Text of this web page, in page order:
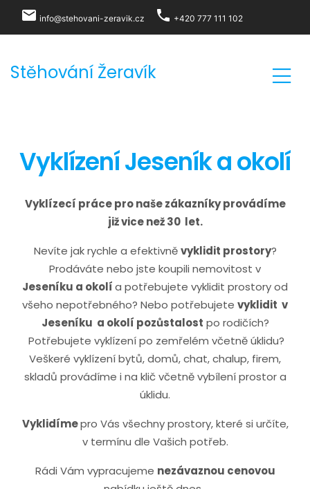
Stěhování Žeravík
Vyklízení Jeseník a okolí
Vyklízecí práce pro naše zákazníky provádíme
již vice než 30 let.
Nevíte jak rychle a efektivněvyklidit prostory?
Prodáváte nebo jste koupili nemovitost v
Jeseníku a okolía potřebujete vyklidit prostory od
všeho nepotřebného? Nebo potřebujete vyklidit v
Jeseníku a okolí pozůstalost po rodičích?
Potřebujete vyklízení po zemřelém včetně úklidu?
Veškeré vyklízení bytů, domů, chat, chalup, firem,
skladů provádíme i na klič včetně vybílení prostor a
úklidu.
Vyklidímepro Vás všechny prostory, které si určíte,
v termínu dle Vašich potřeb.
Rádi Vám vypracujeme nezávaznou cenovou
local_post_office info@stehovani-zeravik.cz phone +420 777 111 102